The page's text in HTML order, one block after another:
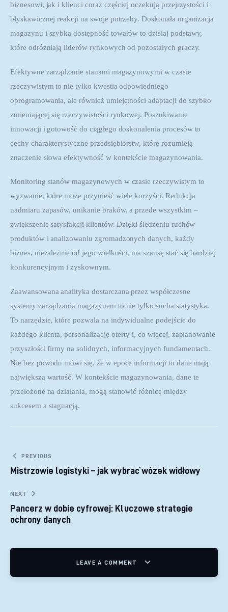
biznesowi, jak i klienci coraz częściej oczekują przejrzystości i
błyskawicznej reakcji na swoje potrzeby. Doskonała organizacja
magazynu i szybka dostępność towarów to dzisiaj podstawy,
które odróżniają liderów rynkowych od pozostałych graczy.
Efektywne zarządzanie stanami magazynowymi w czasie
rzeczywistym to nie tylko kwestia odpowiedniego
oprogramowania, ale również umiejętności adaptacji do szybko
zmieniającej się rzeczywistości rynkowej. Poszukiwanie
innowacji i gotowość do ciągłego doskonalenia procesów to
cechy charakterystyczne przedsiębiorstw, które rozumieją
znaczenie słowa efektywność w kontekście magazynowania.
Monitoring stanów magazynowych w czasie rzeczywistym to
wyzwanie, które może przynieść wiele korzyści. Redukcja
nadmiaru zapasów, unikanie braków, a przede wszystkim –
zwiększenie satysfakcji klientów. Dzięki śledzeniu ruchów
produktów i analizowaniu zgromadzonych danych, każdy
biznes, niezależnie od jego wielkości, ma szansę stać się bardziej
konkurencyjnym i zyskownym.
Zaawansowana analityka dostarczana przez współczesne
systemy zarządzania magazynem to nie tylko sucha statystyka.
To narzędzie, które pozwala na indywidualne podejście do
każdego klienta, personalizację oferty i, co więcej, zaplanowanie
przyszłości firmy na solidnych, informacyjnych fundamentach.
Nie bez powodu mówi się, że w epoce informacji to dane mają
największą wartość. W kontekście magazynowania, dane te
przełożone na działania, mogą stanowić różnicę między
sukcesem a stagnacją.
Nawigacja wpisu
PREVIOUS
Mistrzowie logistyki – jak wybrać wózek widłowy
NEXT
Pancerz w dobie cyfrowej: Kluczowe strategie
ochrony danych
LEAVE A COMMENT